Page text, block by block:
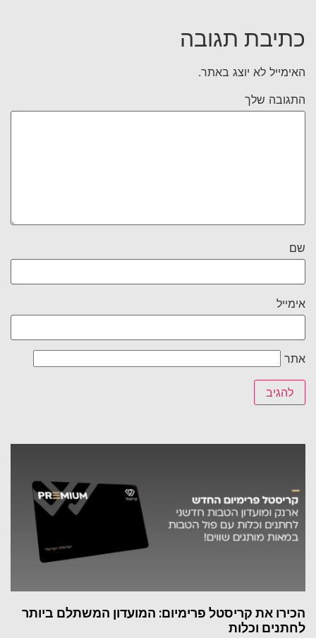
כתיבת תגובה
האימייל לא יוצג באתר.
התגובה שלך
שם
אימייל
אתר
הכירו את קריסטל פרימיום: המועדון המשתלם ביותר
לחתנים וכלות